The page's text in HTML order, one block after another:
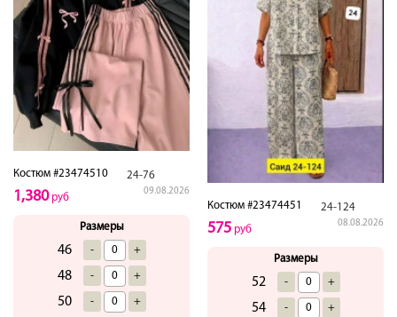
Костюм #23474510 24-76
09.08.2026
1,380руб
Размеры
46 - +
48 - +
50 - +
Костюм #23474451 24-124
08.08.2026
575 руб
Размеры
52 - +
54 - +